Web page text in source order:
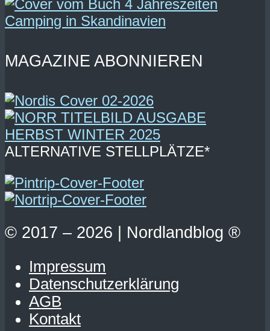
MAGAZINE ABONNIEREN
ALTERNATIVE STELLPLÄTZE*
© 2017 – 2026 | Nordlandblog ®
Impressum
Datenschutzerklärung
AGB
Kontakt